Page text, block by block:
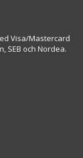
Visa/Mastercard
SEB och Nordea.